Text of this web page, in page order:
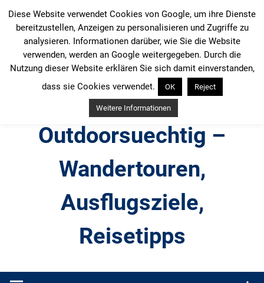
Inhalt
springen
Outdoorsuechtig –
Wandertouren,
Ausflugsziele,
Reisetipps
Produkttests und Buchrezensionen. Ein Blog für alle, die gern
Diese Website verwendet Cookies von Google, um ihre Dienste
bereitzustellen, Anzeigen zu personalisieren und Zugriffe zu
analysieren. Informationen darüber, wie Sie die Website
verwenden, werden an Google weitergegeben. Durch die
Nutzung dieser Website erklären Sie sich damit einverstanden,
dass sie Cookies verwendet.
OK Reject
Weitere Informationen